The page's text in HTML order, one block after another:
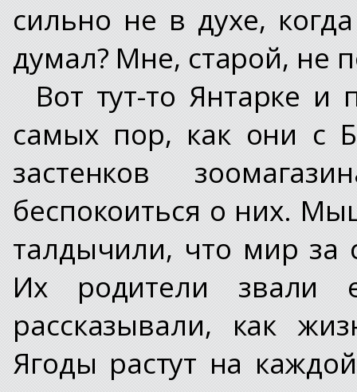
сильно не в духе,
думал? Мне, старой, не
Вот тут-то Янтарке
самых пор, как они с
застенков
беспокоиться о них.
талдычили, что мир за
Их родители звали
рассказывали, как
Ягоды растут на